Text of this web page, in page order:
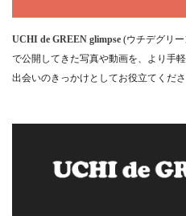
UCHI de GREEN glimpse (ウチデグリ
で公開してきた写真や動画を、より手
出会いのきっかけとしてお役立てくださ